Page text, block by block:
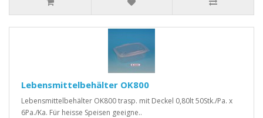
Lebensmittelbehälter OK800
Lebensmittelbehälter OK800 trasp. mit Deckel 0,80lt 50Stk./Pa. x
6Pa./Ka. Für heisse Speisen geeigne..